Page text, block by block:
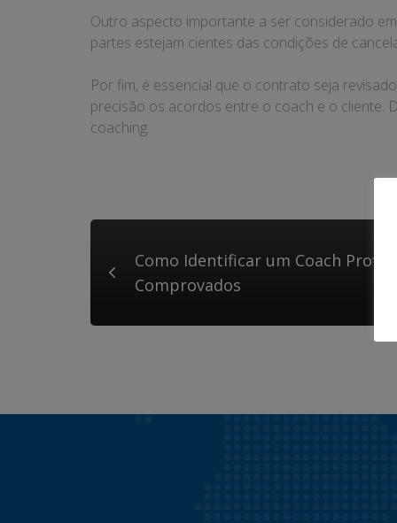
Outro aspecto importante a ser considerado
partes estejam cientes das condições de
Por fim, é essencial que o contrato seja
precisão os acordos entre o coach e o cliente.
coaching.
Como Identificar um Coach
Comprovados